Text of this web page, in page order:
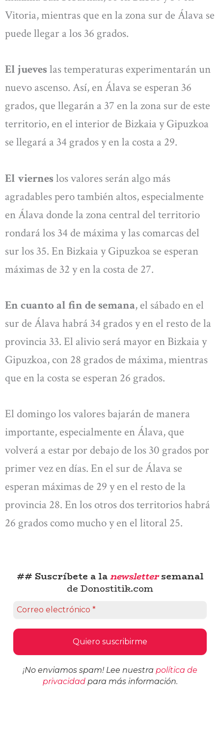
Vitoria, mientras que en la zona sur de Álava se
puede llegar a los 36 grados.
El jueves las temperaturas experimentarán un
nuevo ascenso. Así, en Álava se esperan 36
grados, que llegarán a 37 en la zona sur de este
territorio, en el interior de Bizkaia y Gipuzkoa
se llegará a 34 grados y en la costa a 29.
El viernes los valores serán algo más
agradables pero también altos, especialmente
en Álava donde la zona central del territorio
rondará los 34 de máxima y las comarcas del
sur los 35. En Bizkaia y Gipuzkoa se esperan
máximas de 32 y en la costa de 27.
En cuanto al fin de semana, el sábado en el
sur de Álava habrá 34 grados y en el resto de la
provincia 33. El alivio será mayor en Bizkaia y
Gipuzkoa, con 28 grados de máxima, mientras
que en la costa se esperan 26 grados.
El domingo los valores bajarán de manera
importante, especialmente en Álava, que
volverá a estar por debajo de los 30 grados por
primer vez en días. En el sur de Álava se
esperan máximas de 29 y en el resto de la
provincia 28. En los otros dos territorios habrá
26 grados como mucho y en el litoral 25.
## Suscríbete a lanewslettersemanal
de Donostitik.com
¡No enviamos spam! Lee nuestra política de
privacidadpara más información.